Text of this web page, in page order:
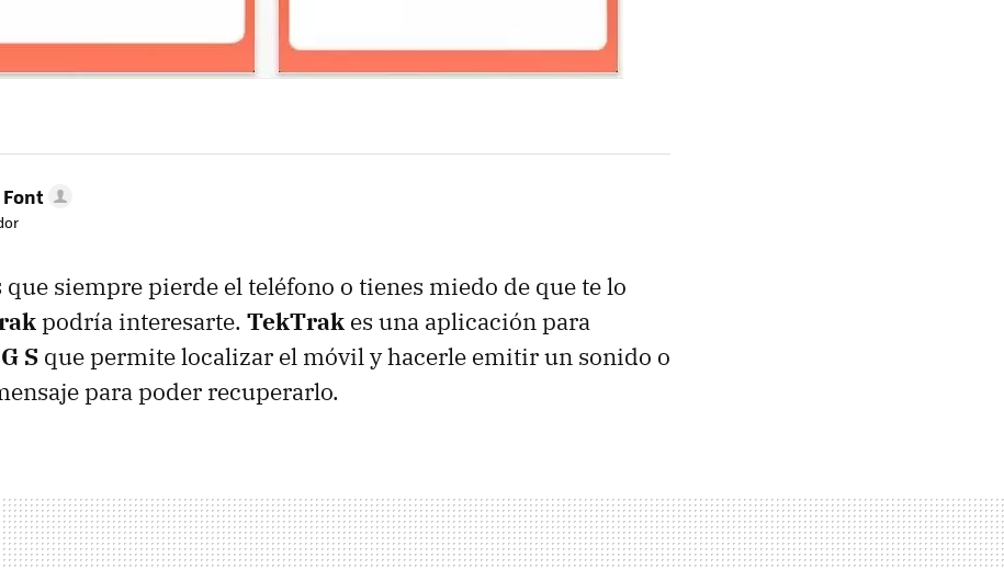
que siempre pierde el teléfono o tienes miedo de que te lo
podría interesarte. TekTrak es una aplicación para
S que permite localizar el móvil y hacerle emitir un sonido o
para poder recuperarlo.